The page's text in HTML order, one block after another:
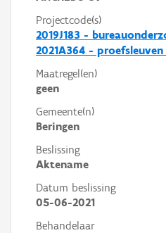
Projectcode(s)
2019J183 -
2021A364 -
Maatregel(en)
geen
Gemeente(n)
Beringen
Beslissing
Aktename
Datum beslissing
05-06-2021
Behandelaar